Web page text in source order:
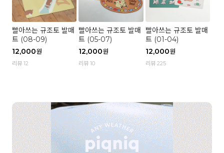
빨아쓰는 규조토 발매
트 (08-09)
12,000원
리뷰 12
빨아쓰는 규조토 발매
트 (05-07)
12,000원
리뷰 10
빨아쓰는 규조토 발매
트 (01-04)
12,000원
리뷰 225